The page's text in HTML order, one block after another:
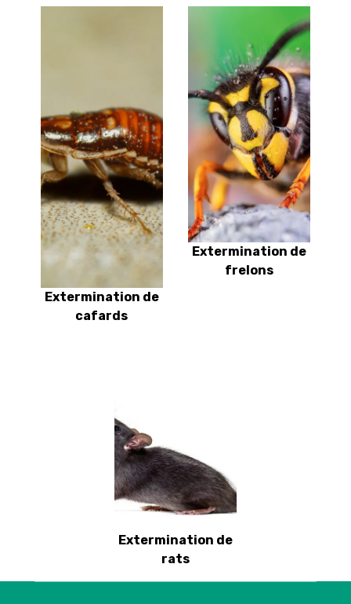
Extermination de
cafards
Extermination de
frelons
Extermination de
rats